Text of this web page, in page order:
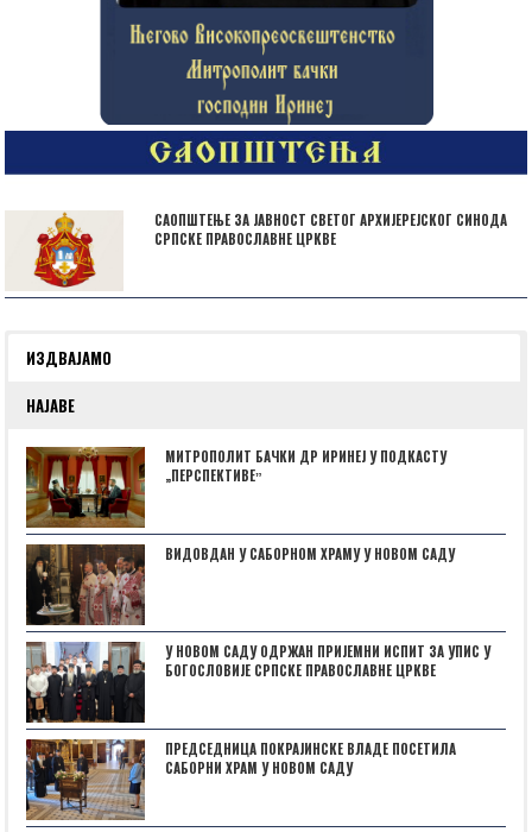
САОПШТЕЊЕ ЗА ЈАВНОСТ СВЕТОГ АРХИЈЕРЕЈСКОГ СИНОДА
СРПСКЕ ПРАВОСЛАВНЕ ЦРКВЕ
ИЗДВАЈАМО
НАЈАВЕ
МИТРОПОЛИТ БАЧКИ ДР ИРИНЕЈ У ПОДКАСТУ
„ПЕРСПЕКТИВЕˮ
ВИДОВДАН У САБОРНОМ ХРАМУ У НОВОМ САДУ
У НОВОМ САДУ ОДРЖАН ПРИЈЕМНИ ИСПИТ ЗА УПИС У
БОГОСЛОВИЈЕ СРПСКЕ ПРАВОСЛАВНЕ ЦРКВЕ
ПРЕДСЕДНИЦА ПОКРАЈИНСКЕ ВЛАДЕ ПОСЕТИЛА
САБОРНИ ХРАМ У НОВОМ САДУ